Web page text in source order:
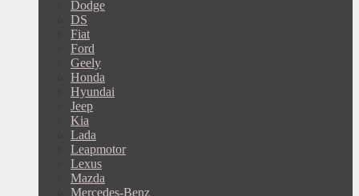
Dodge
DS
Fiat
Ford
Geely
Honda
Hyundai
Jeep
Kia
Lada
Leapmotor
Lexus
Mazda
Mercedes-Benz